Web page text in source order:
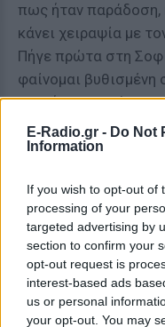
E-Radio.gr - Do Not
Information
If you wish to opt-out of
processing of your
targeted advertising by
section to confirm your
opt-out request is
interest-based ads
us or personal
your opt-out. You may
πως ήταν παράδοση,
κάνει χειραψία με
Πήγε πρώτα στη
φαίνομαι βυθισμένη
αγνοήσει. Τον
ένα προτεταμένο
πήρε και το έσφιξε
Ανδρέας είχε
αυτή η παλιά
τον επίμονο πόνο
[ΠΗΓΗ]